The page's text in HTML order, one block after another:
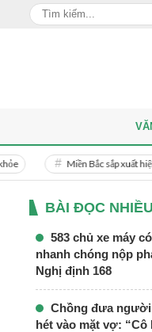
Miền Bắc sắp xuất hiện mưa to
BÀI ĐỌC NHIỀU
583 chủ xe máy
nhanh chóng nộp
Nghị định 168
Chồng đưa
hét vào mặt vợ: